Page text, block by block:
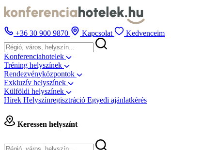
+36 30 900 9870 Kapcsolat Kedvenceim
Konferenciahotelek
Tréning helyszínek
Rendezvényközpontok
Exkluzív helyszínek
Külföldi helyszínek
Hírek Helyszínregisztráció Egyedi ajánlatkérés
Keressen helyszínt